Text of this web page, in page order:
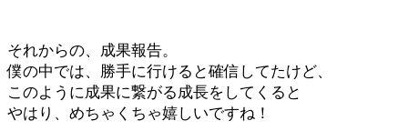
それからの、成果報告。
僕の中では、勝手に行けると確信してたけど、
このように成果に繋がる成長をしてくると
やはり、めちゃくちゃ嬉しいですね！